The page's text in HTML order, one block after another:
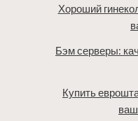
Хороший
Бэм серверы:
Купить